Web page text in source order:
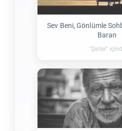
Sev Beni, Gönlümle
Baran
"Şiirler"